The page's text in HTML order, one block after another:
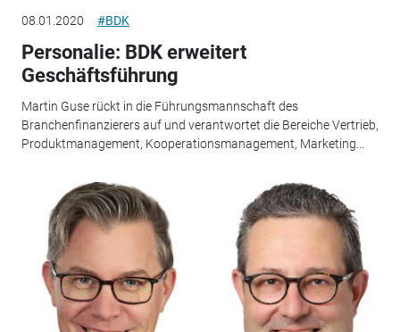
08.01.2020 #BDK
Personalie: BDK erweitert
Geschäftsführung
Martin Guse rückt in die Führungsmannschaft des
Branchenfinanzierers auf und verantwortet die Bereiche Vertrieb,
Produktmanagement, Kooperationsmanagement, Marketing...